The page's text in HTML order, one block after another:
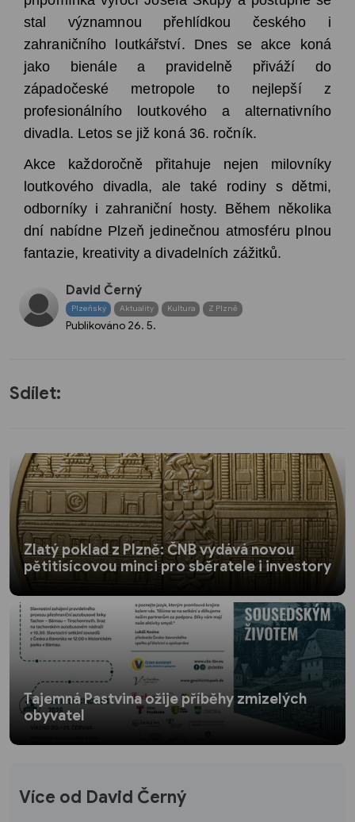
stal významnou přehlídkou českého i
zahraničního loutkářství. Dnes se akce koná
jako bienále a pravidelně přiváží do
západočeské metropole to nejlepší z
profesionálního loutkového a alternativního
divadla. Letos se již koná 36. ročník.
Akce každoročně přitahuje nejen milovníky
loutkového divadla, ale také rodiny s dětmi,
odborníky i zahraniční hosty. Během několika
dní nabídne Plzeň jedinečnou atmosféru plnou
fantazie, kreativity a divadelních zážitků.
David Černý
Plzeňský Aktuality Kultura Z Plzně
Publikováno 26. 5.
Sdílet:
Zlatý poklad z Plzně: ČNB vydává novou
pětitisícovou minci pro sběratele i investory
Tajemná Pastvina ožije příběhy zmizelých
obyvatel
Více od David Černý